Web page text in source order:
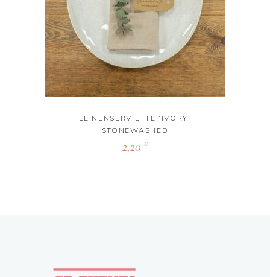
LEINENSERVIETTE ‘IVORY‘
STONEWASHED
2,20 €